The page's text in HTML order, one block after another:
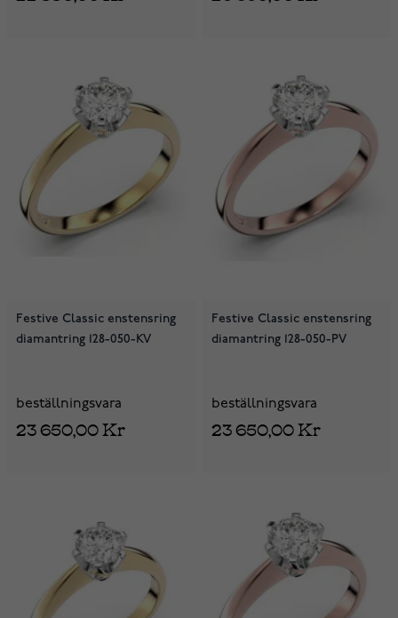
Festive Classic enstensring
diamantring 128-050-KV
beställningsvara
23 650,00 Kr
Festive Classic enstensring
diamantring 128-050-PV
beställningsvara
23 650,00 Kr